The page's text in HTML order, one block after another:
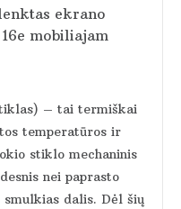
ekrano
mobiliajam
– tai termiškai
temperatūros ir
stiklo mechaninis
nei paprasto
dalis. Dėl šių